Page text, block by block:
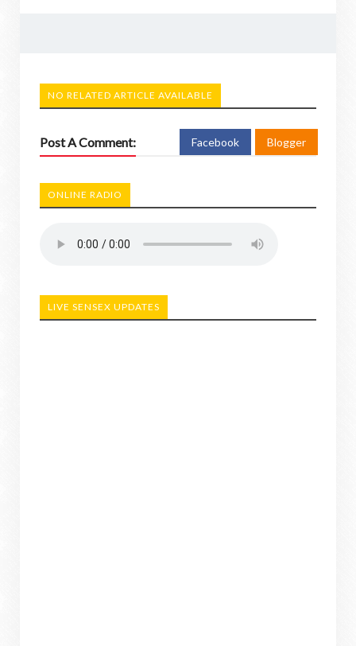
NO RELATED ARTICLE AVAILABLE
Post A Comment: Facebook Blogger
ONLINE RADIO
LIVE SENSEX UPDATES